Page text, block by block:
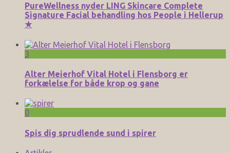
PureWellness nyder LING Skincare Complete
Signature Facial behandling hos People i Hellerup
★
3
Alter Meierhof Vital Hotel i Flensborg er
forkælelse for både krop og gane
0
Spis dig sprudlende sund i spirer